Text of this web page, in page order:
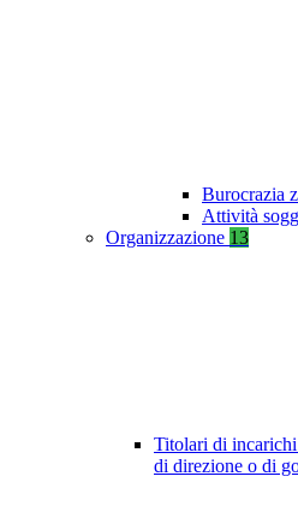
Burocrazia
Attività
Organizzazione 13
Titolari di
di direzione o di